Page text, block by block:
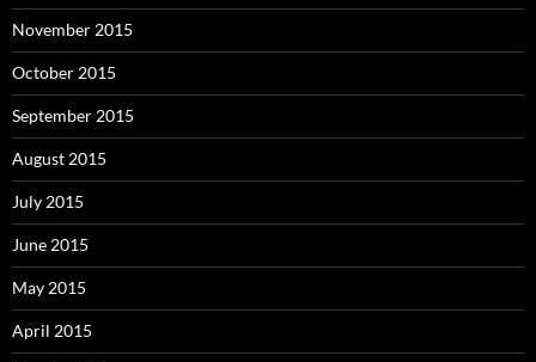
November 2015
October 2015
September 2015
August 2015
July 2015
June 2015
May 2015
April 2015